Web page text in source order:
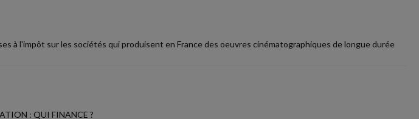
à l'impôt sur les sociétés qui produisent en France des oeuvres cinématographiques de longue durée
: QUI FINANCE ?